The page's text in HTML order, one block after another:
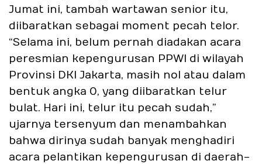
Jumat ini, tambah wartawan senior itu,
diibaratkan sebagai moment pecah telor.
“Selama ini, belum pernah diadakan acara
peresmian kepengurusan PPWI di wilayah
Provinsi DKI Jakarta, masih nol atau dalam
bentuk angka 0, yang diibaratkan telur
bulat. Hari ini, telur itu pecah sudah,”
ujarnya tersenyum dan menambahkan
bahwa dirinya sudah banyak menghadiri
acara pelantikan kepengurusan di daerah-